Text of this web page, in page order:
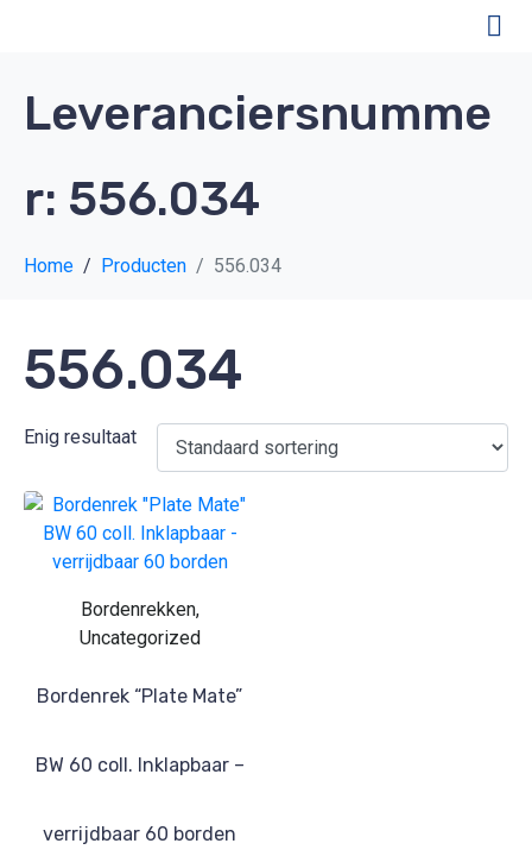
Leveranciersnumme
r: 556.034
Home Producten 556.034
556.034
Enig resultaat
Bordenrekken,
Uncategorized
Bordenrek “Plate Mate”
BW 60 coll. Inklapbaar –
verrijdbaar 60 borden